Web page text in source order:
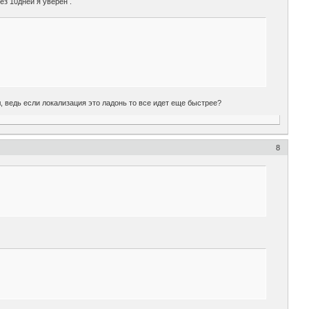
если локализация это ладонь то все идет еще быстрее?
8